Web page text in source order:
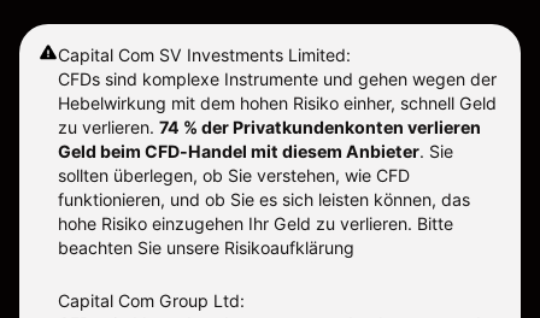
Capital Com SV Investments Limited:
CFDs sind komplexe Instrumente und gehen wegen der
Hebelwirkung mit dem hohen Risiko einher, schnell Geld
zu verlieren. 74 % der Privatkundenkonten verlieren
Geld beim CFD-Handel mit diesem Anbieter. Sie
sollten überlegen, ob Sie verstehen, wie CFD
funktionieren, und ob Sie es sich leisten können, das
hohe Risiko einzugehen Ihr Geld zu verlieren. Bitte
beachten Sie unsere Risikoaufklärung
Capital Com Group Ltd: